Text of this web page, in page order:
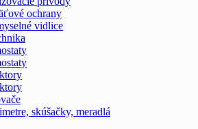
ochrany
vidlice
skúšačky, meradlá